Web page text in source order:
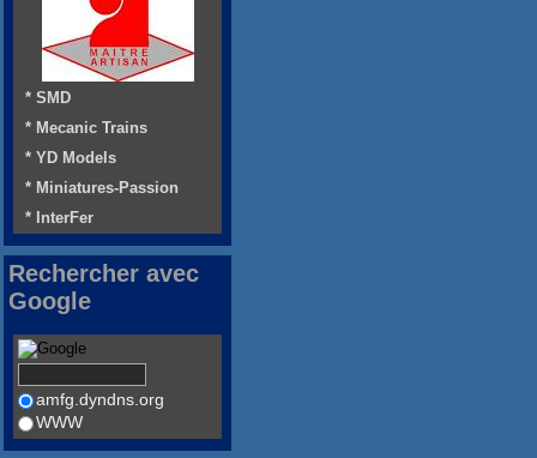
* SMD
* Mecanic Trains
* YD Models
* Miniatures-Passion
* InterFer
Rechercher avec
Google
amfg.dyndns.org
WWW